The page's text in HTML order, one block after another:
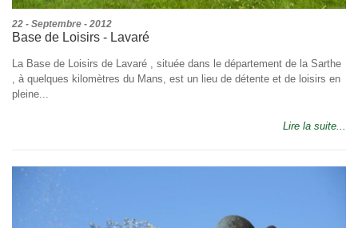
22 - Septembre - 2012
Base de Loisirs - Lavaré
La Base de Loisirs de Lavaré , située dans le département de la Sarthe
, à quelques kilomètres du Mans, est un lieu de détente et de loisirs en
pleine...
Lire la suite...